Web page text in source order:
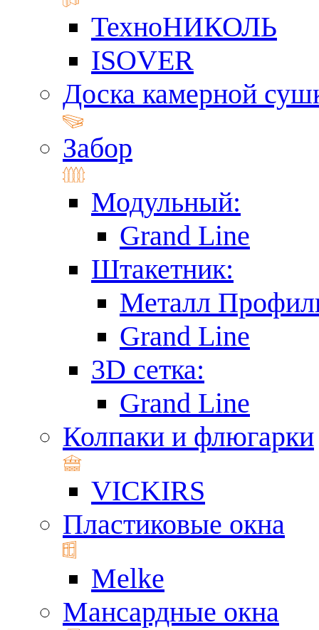
ТехноНИКОЛЬ
ISOVER
Доска камерной
Забор
Модульный:
Grand Line
Штакетник:
Металл
Grand Line
3D сетка:
Grand Line
Колпаки и флюгарки
VICKIRS
Пластиковые окна
Melke
Мансардные окна